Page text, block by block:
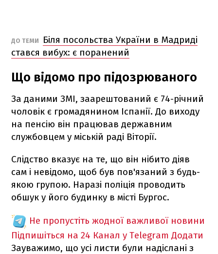
ДО ТЕМИ
Біля посольства України в Мадриді
стався вибух: є поранений
Що відомо про підозрюваного
За даними ЗМІ, заарештований є 74-річний
чоловік є громадянином Іспанії. До виходу
на пенсію він працював державним
службовцем у міській раді Віторії.
Слідство вказує на те, що він нібито діяв
сам і невідомо, щоб був пов'язаний з будь-
якою групою. Наразі поліція проводить
обшук у його будинку в місті Бургос.
Не пропустіть жодної важливої новини
Підпишіться на 24 Канал у Telegram Додати
Зауважимо, що усі листи були надіслані з